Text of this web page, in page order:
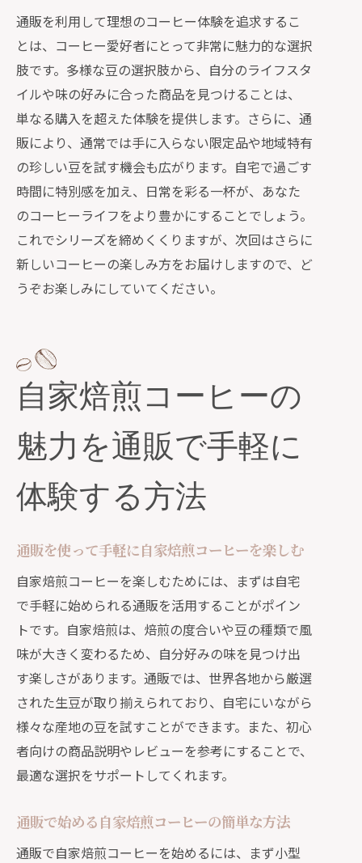
通販を利用して理想のコーヒー体験を追求するこ
とは、コーヒー愛好者にとって非常に魅力的な選択
肢です。多様な豆の選択肢から、自分のライフスタ
イルや味の好みに合った商品を見つけることは、
単なる購入を超えた体験を提供します。さらに、通
販により、通常では手に入らない限定品や地域特有
の珍しい豆を試す機会も広がります。自宅で過ごす
時間に特別感を加え、日常を彩る一杯が、あなた
のコーヒーライフをより豊かにすることでしょう。
これでシリーズを締めくくりますが、次回はさらに
新しいコーヒーの楽しみ方をお届けしますので、ど
うぞお楽しみにしていてください。
自家焙煎コーヒーの
魅力を通販で手軽に
体験する方法
通販を使って手軽に自家焙煎コーヒーを楽しむ
自家焙煎コーヒーを楽しむためには、まずは自宅
で手軽に始められる通販を活用することがポイン
トです。自家焙煎は、焙煎の度合いや豆の種類で風
味が大きく変わるため、自分好みの味を見つけ出
す楽しさがあります。通販では、世界各地から厳選
された生豆が取り揃えられており、自宅にいながら
様々な産地の豆を試すことができます。また、初心
者向けの商品説明やレビューを参考にすることで、
最適な選択をサポートしてくれます。
通販で始める自家焙煎コーヒーの簡単な方法
通販で自家焙煎コーヒーを始めるには、まず小型